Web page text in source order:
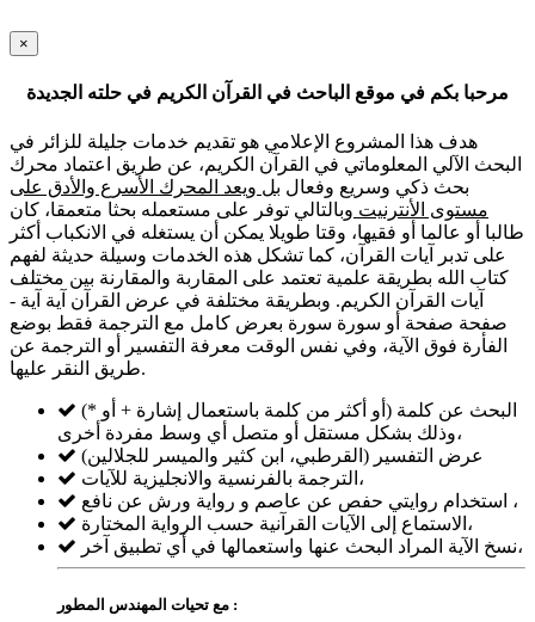
×
مرحبا بكم في موقع الباحث في القرآن الكريم في حلته الجديدة
هدف هذا المشروع الإعلامي هو تقديم خدمات جليلة للزائر في
البحث الآلي المعلوماتي في القرآن الكريم، عن طريق اعتماد محرك
بحث ذكي وسريع وفعال بل ويعد المحرك الأسرع والأدق على
مستوى الأنترنيت وبالتالي توفر على مستعمله بحثا متعمقا، كان
طالبا أو عالما أو فقيها، وقتا طويلا يمكن أن يستغله في الانكباب أكثر
على تدبر آيات القرآن، كما تشكل هذه الخدمات وسيلة حديثة لفهم
كتاب الله بطريقة علمية تعتمد على المقاربة والمقارنة بين مختلف
آيات القرآن الكريم. وبطريقة مختلفة في عرض القرآن آية آية -
صفحة صفحة أو سورة سورة بعرض كامل مع الترجمة فقط بوضع
الفأرة فوق الآية، وفي نفس الوقت معرفة التفسير أو الترجمة عن
طريق النقر عليها.
وذلك بشكل مستقل أو متصل أي وسط مفردة أخرى،
عرض التفسير (القرطبي، ابن كثير والميسر للجلالين)
الترجمة بالفرنسية والانجليزية للآيات،
استخدام روايتي حفص عن عاصم و رواية ورش عن نافع ،
الاستماع إلى الآيات القرآنية حسب الرواية المختارة،
نسخ الآية المراد البحث عنها واستعمالها في أي تطبيق آخر،
مع تحيات المهندس المطور :